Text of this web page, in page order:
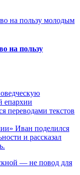
на пользу
епархии
переводами текстов
Иван поделился
и рассказал